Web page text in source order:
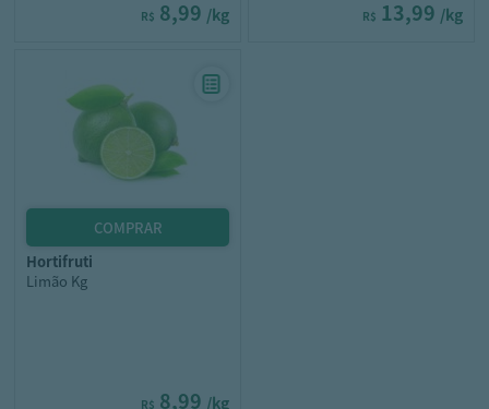
R$ 8,99 /kg R$ 13,99 /kg
hortifruti
Limão Kg
R$ 8,99 /kg